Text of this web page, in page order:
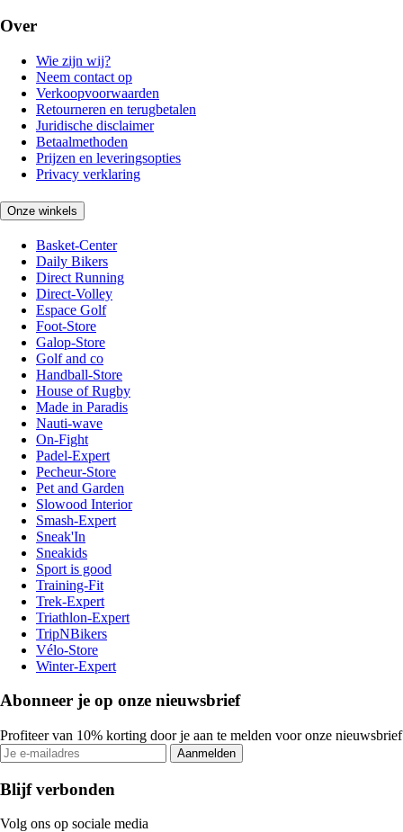
Over
Wie zijn wij?
Neem contact op
Verkoopvoorwaarden
Retourneren en terugbetalen
Juridische disclaimer
Betaalmethoden
Prijzen en leveringsopties
Privacy verklaring
Onze winkels
Basket-Center
Daily Bikers
Direct Running
Direct-Volley
Espace Golf
Foot-Store
Galop-Store
Golf and co
Handball-Store
House of Rugby
Made in Paradis
Nauti-wave
On-Fight
Padel-Expert
Pecheur-Store
Pet and Garden
Slowood Interior
Smash-Expert
Sneak'In
Sneakids
Sport is good
Training-Fit
Trek-Expert
Triathlon-Expert
TripNBikers
Vélo-Store
Winter-Expert
Abonneer je op onze nieuwsbrief
Profiteer van 10% korting door je aan te melden voor onze nieuwsbrief
Aanmelden
Blijf verbonden
Volg ons op sociale media